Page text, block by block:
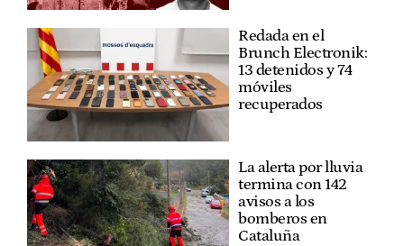
Redada en el
Brunch Electronik:
13 detenidos y 74
móviles
recuperados
La alerta por lluvia
termina con 142
avisos a los
bomberos en
Cataluña